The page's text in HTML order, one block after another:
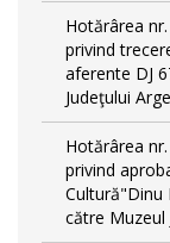
Hotărârea
privind
aferente DJ
Judeţului
Hotărârea
privind
Cultură"Dinu
către Muzeul